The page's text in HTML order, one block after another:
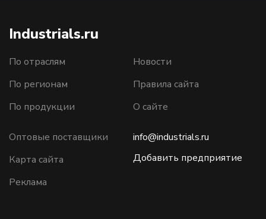
Industrials.ru
По отраслям
По регионам
По продукции
Новости
Правила сайта
О сайте
Оптовые поставщики
Карта сайта
Реклама
info@industrials.ru
Добавить предприятие